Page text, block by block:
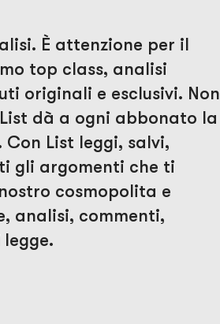
È attenzione per il
top class, analisi
originali e esclusivi. Non
dà a ogni abbonato la
List leggi, salvi,
gli argomenti che ti
cosmopolita e
analisi, commenti,